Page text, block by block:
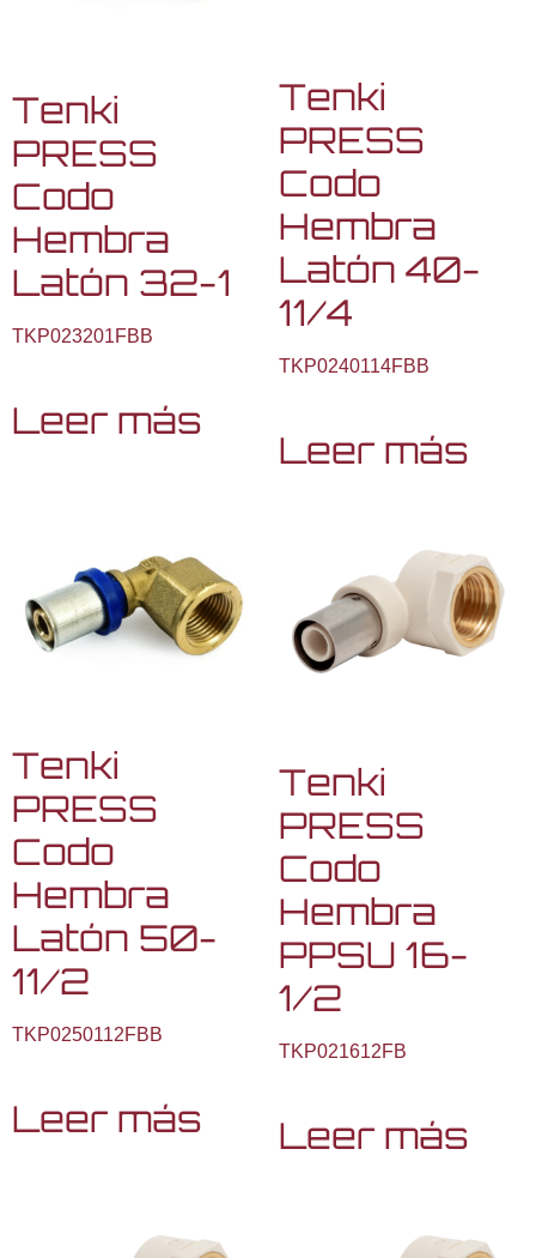
Tenki
PRESS
Codo
Hembra
Latón 32-1
TKP023201FBB
Leer más
Tenki
PRESS
Codo
Hembra
Latón 40-
11/4
TKP0240114FBB
Leer más
Tenki
PRESS
Codo
Hembra
Latón 50-
11/2
TKP0250112FBB
Leer más
Tenki
PRESS
Codo
Hembra
PPSU 16-
1/2
TKP021612FB
Leer más